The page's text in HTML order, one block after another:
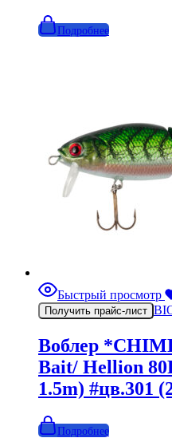
Подробнее
Быстрый просмотр
Получить прайс-лист
Воблер
Bait/ Hellion
1.5m) #цв.301
Подробнее